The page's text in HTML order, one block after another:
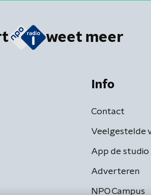
weet meer
Info
Contact
Veelgestelde
App de studio
Adverteren
NPO Campus